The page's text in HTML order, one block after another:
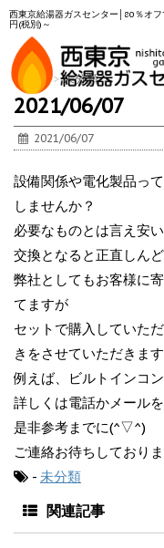
西東京給湯器ガスセンター│80％オ
円(税別)～
ホーム >未分類 >
2021/06/07
2021/06/07
設備関係や電化製品っ
しませんか？
必要なものとは言え安
交換となると正直しん
弊社としてもお客様に
てますが
セットで購入していた
きをさせていただきます
例えば、ビルトインコ
詳しくは電話かメール
是非参考までに(^▽^)
ご連絡お待ちしておりま
- 未分類
関連記事